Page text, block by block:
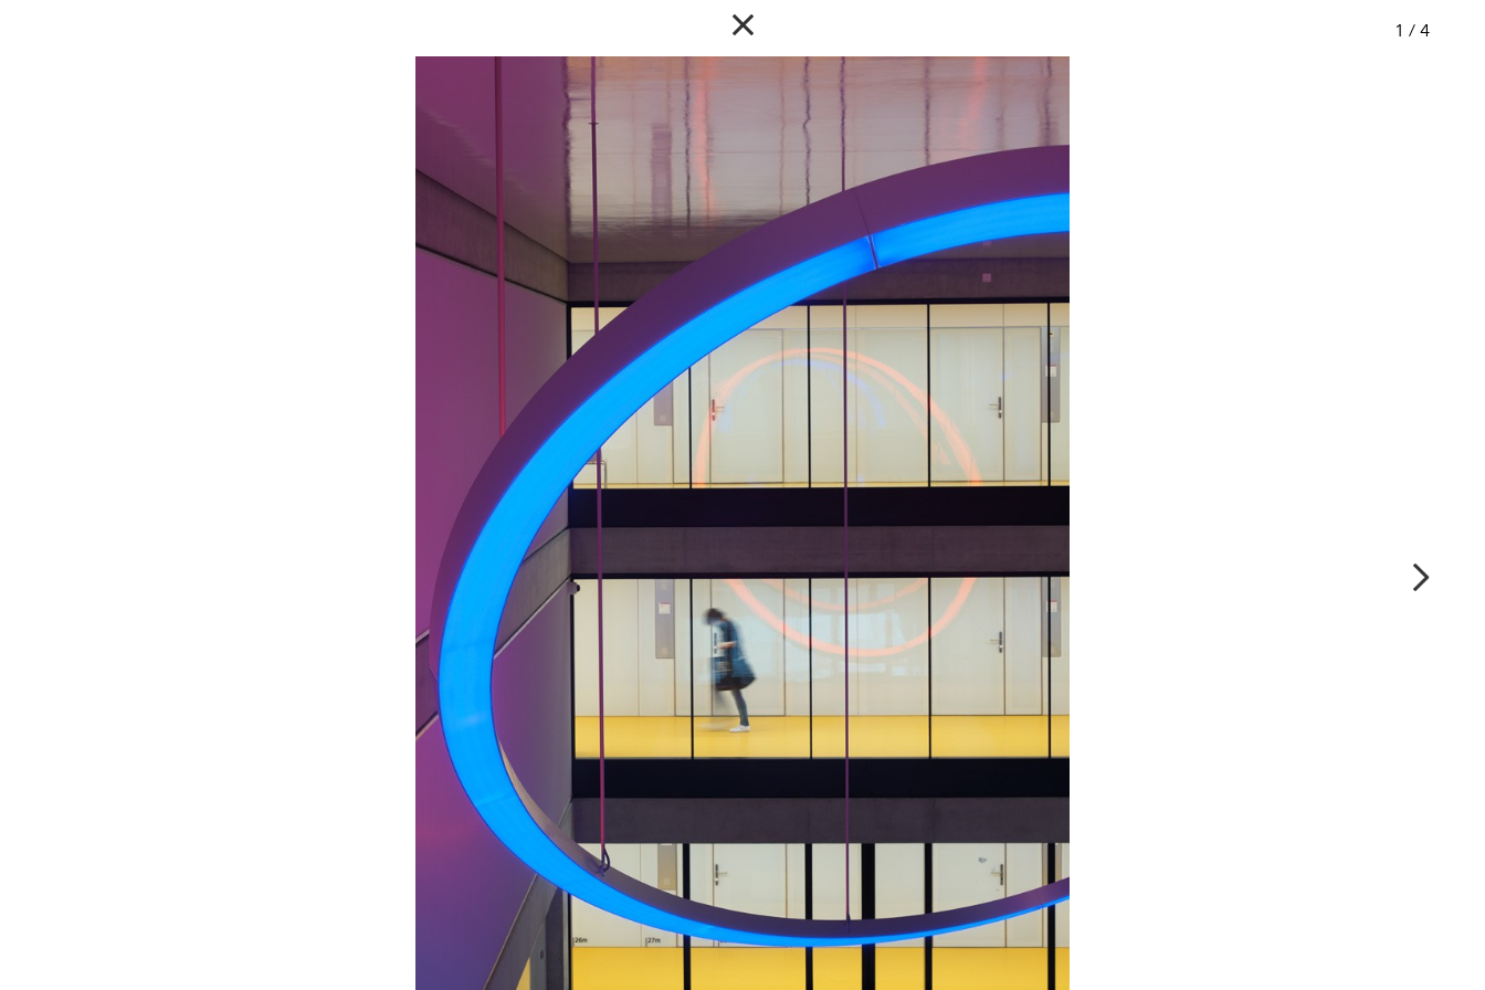
1 / 4